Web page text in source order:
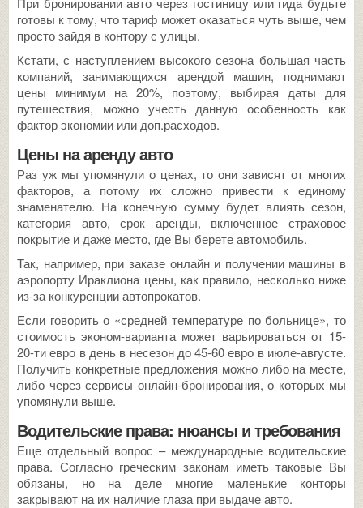
готовы к тому, что тариф может оказаться чуть выше, чем
просто зайдя в контору с улицы.
Кстати, с наступлением высокого сезона большая часть
компаний, занимающихся арендой машин, поднимают
цены минимум на 20%, поэтому, выбирая даты для
путешествия, можно учесть данную особенность как
фактор экономии или доп.расходов.
Цены на аренду авто
Раз уж мы упомянули о ценах, то они зависят от многих
факторов, а потому их сложно привести к единому
знаменателю. На конечную сумму будет влиять сезон,
категория авто, срок аренды, включенное страховое
покрытие и даже место, где Вы берете автомобиль.
Так, например, при заказе онлайн и получении машины в
аэропорту Ираклиона цены, как правило, несколько ниже
из-за конкуренции автопрокатов.
Если говорить о «средней температуре по больнице», то
стоимость эконом-варианта может варьироваться от 15-
20-ти евро в день в несезон до 45-60 евро в июле-августе.
Получить конкретные предложения можно либо на месте,
либо через сервисы онлайн-бронирования, о которых мы
упомянули выше.
Водительские права: нюансы и требования
Еще отдельный вопрос – международные водительские
права. Согласно греческим законам иметь таковые Вы
обязаны, но на деле многие маленькие конторы
закрывают на их наличие глаза при выдаче авто.